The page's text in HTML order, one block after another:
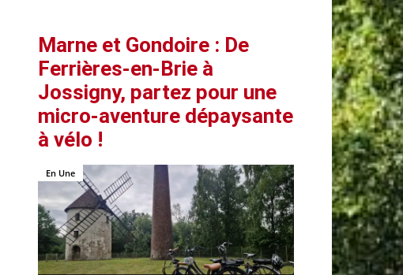
Marne et Gondoire : De
Ferrières-en-Brie à
Jossigny, partez pour une
micro-aventure dépaysante
à vélo !
En Une